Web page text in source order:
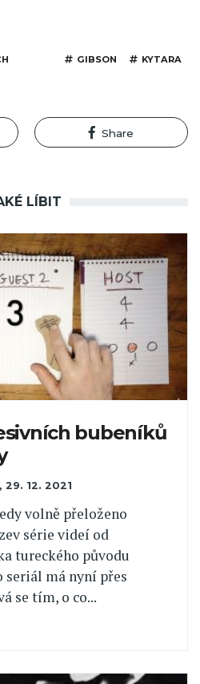
GIBSON KYTARA
Share
LÍBIT
bubeníků
, 29. 12. 2021
volně přeloženo
série videí od
tureckého původu
seriál má nyní přes
se tím, o co...